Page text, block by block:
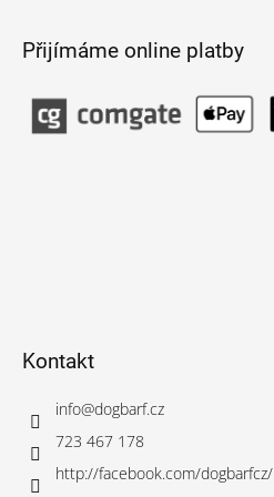
Přijímáme online platby
Kontakt
info@dogbarf.cz
723 467 178
http://facebook.com/dogbarfcz/